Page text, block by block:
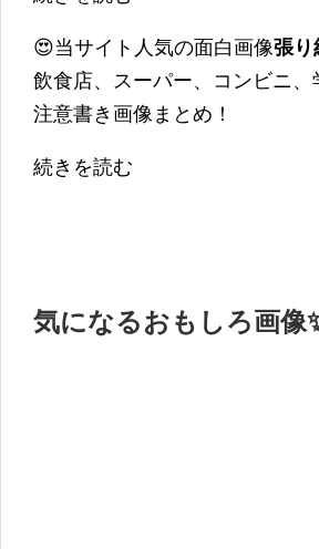
😍当サイト人気の面白画像張り
飲食店、スーパー、コンビニ
注意書き画像まとめ！
続きを読む
気になるおもしろ画像